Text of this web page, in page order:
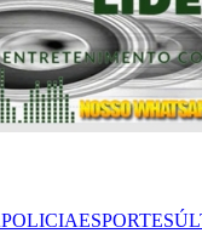
POLICIAESPORTES